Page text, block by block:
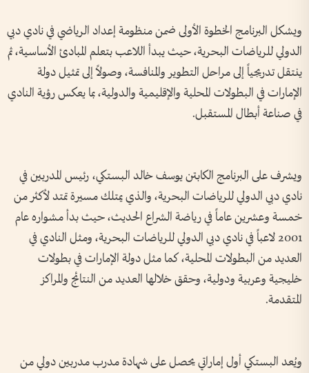
ويشكل البرنامج الخطوة الأولى ضمن منظومة إعداد الرياضي في نادي دبي
الدولي للرياضات البحرية، حيث يبدأ اللاعب بتعلم المبادئ الأساسية، ثم
ينتقل تدريجياً إلى مراحل التطوير والمنافسة، وصولاً إلى تمثيل دولة
الإمارات في البطولات المحلية والإقليمية والدولية، بما يعكس رؤية النادي
في صناعة أبطال المستقبل.
ويشرف على البرنامج الكابتن يوسف خالد البستكي، رئيس المدربين في
نادي دبي الدولي للرياضات البحرية، والذي يمتلك مسيرة تمتد لأكثر من
خمسة وعشرين عاماً في رياضة الشراع الحديث، حيث بدأ مشواره عام
2001 لاعباً في نادي دبي الدولي للرياضات البحرية، ومثل النادي في
العديد من البطولات المحلية، كما مثل دولة الإمارات في بطولات
خليجية وعربية ودولية، وحقق خلالها العديد من النتائج والمراكز
المتقدمة.
ويُعد البستكي أول إماراتي يحصل على شهادة مدرب مدربين دولي من